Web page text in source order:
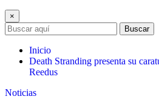
×
Buscar
Inicio
Death Stranding presenta su
Reedus
Noticias